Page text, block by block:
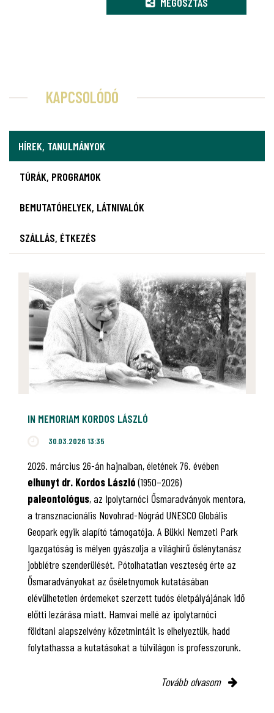
KAPCSOLÓDÓ
HÍREK, TANULMÁNYOK
TÚRÁK, PROGRAMOK
BEMUTATÓHELYEK, LÁTNIVALÓK
SZÁLLÁS, ÉTKEZÉS
IN MEMORIAM KORDOS LÁSZLÓ
30.03.2026 13:35
2026. március 26-án hajnalban, életének 76. évében
elhunyt dr. Kordos László(1950–2026)
paleontológus, az Ipolytarnóci Ősmaradványok mentora,
a transznacionális Novohrad-Nógrád UNESCO Globális
Geopark egyik alapító támogatója. A Bükki Nemzeti Park
Igazgatóság is mélyen gyászolja a világhírű őslénytanász
jobblétre szenderülését. Pótolhatatlan veszteség érte az
Ősmaradványokat az őséletnyomok kutatásában
elévülhetetlen érdemeket szerzett tudós életpályájának idő
előtti lezárása miatt. Hamvai mellé az ipolytarnóci
földtani alapszelvény kőzetmintáit is elhelyeztük, hadd
folytathassa a kutatásokat a túlvilágon is professzorunk.
Tovább olvasom